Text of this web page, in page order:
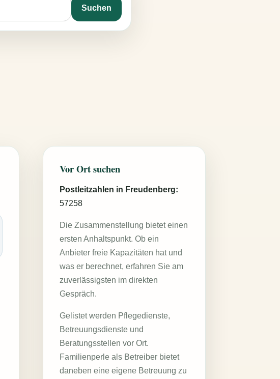
Suchen
Vor Ort suchen
Postleitzahlen in Freudenberg:
57258
Die Zusammenstellung bietet einen
ersten Anhaltspunkt. Ob ein
Anbieter freie Kapazitäten hat und
was er berechnet, erfahren Sie am
zuverlässigsten im direkten
Gespräch.
Gelistet werden Pflegedienste,
Betreuungsdienste und
Beratungsstellen vor Ort.
Familienperle als Betreiber bietet
daneben eine eigene Betreuung zu